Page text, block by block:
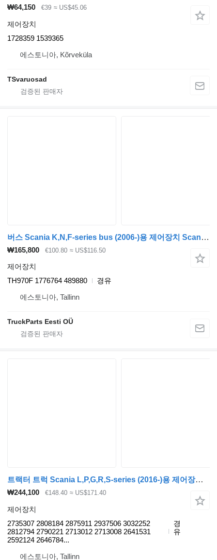
₩64,150 €39 ≈ US$45.06
제어장치
1728359 1539365
에스토니아, Kõrveküla
TSvaruosad
버스 Scania K,N,F-series bus (2006-)용 제어장치 Scania K-Series (01.06-) TH970F
₩165,800 €100.80 ≈ US$116.50
제어장치
TH970F 1776764 489880
경유
에스토니아, Tallinn
TruckParts Eesti OÜ
트랙터 트럭 Scania L,P,G,R,S-series (2016-)용 제어장치 SCANIA,ANATEL S-Series (01.16-) 2735307
₩244,100 €148.40 ≈ US$171.40
제어장치
2735307 2808184 2875911 2937506 3032252
2812794 2790221 2713012 2713008 2641531
2592124 2646784...
경
유
에스토니아, Tallinn